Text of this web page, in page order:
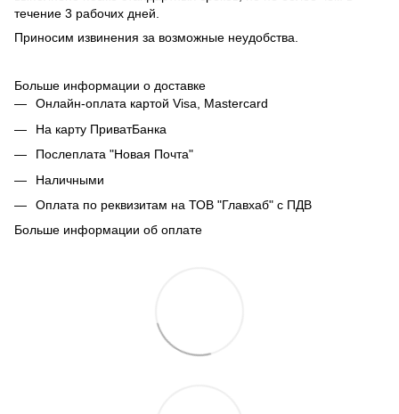
течение 3 рабочих дней.
Приносим извинения за возможные неудобства.
Больше информации о доставке
Онлайн-оплата картой Visa, Mastercard
На карту ПриватБанка
Послеплата "Новая Почта"
Наличными
Оплата по реквизитам на ТОВ "Главхаб" с ПДВ
Больше информации об оплате